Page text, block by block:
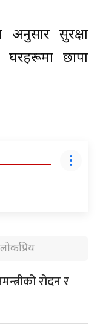
सुरक्षा
छापा
लोकप्रिय
रोदन र